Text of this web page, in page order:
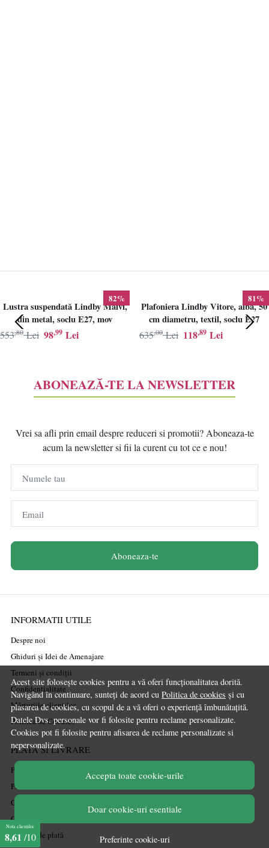
Acest site folosește cookies pentru a vă oferi funcționalitatea dorită.
Navigând în continuare, sunteți de acord cu Politica de cookies și cu
plasarea de cookies, cu scopul de a vă oferi o experiență îmbunătațită.
Datele Dvs. personale vor fi folosite pentru reclame personalizate.
Cookies pot fi folosite pentru afisarea de reclame personalizate si
nepersonalizate.
Accepta toate cookie-urile
Doar cookie-uri esentiale
Preferinte cookie-uri
82%
Lustra suspendată Lindby Maivi,
din metal, soclu E27, mov
98,99 Lei
553,80 Lei
81%
Plafoniera Lindby Vitore, alba, 50
cm diametru, textil, soclu E27
118,89 Lei
635,00 Lei
ABONEAZĂ-TE LA NEWSLETTER
Vrei sa afli prin email despre reduceri si promotii? Aboneaza-te
acum la newsletter si fii la curent cu tot ce e nou!
Numele tau
Email
Aboneaza-te
INFORMATII UTILE
Despre noi
Ghiduri și Idei de Amenajare
Termeni și condiții
Confidențialitate
Mărturiile clienților
Politica de Cookies
PLATA SI LIVRARE
Politica de transport
Politica de retur
Cum cumpăr
Coșul meu
Metode de plată
Nota clienților
8,61 /10